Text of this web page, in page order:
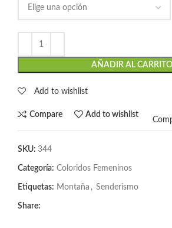
AÑADIR AL CARRITO
Add to wishlist
Compare Add to wishlist
SKU: 344
Categoría: Coloridos Femeninos
Etiquetas: Montaña , Senderismo
Share: